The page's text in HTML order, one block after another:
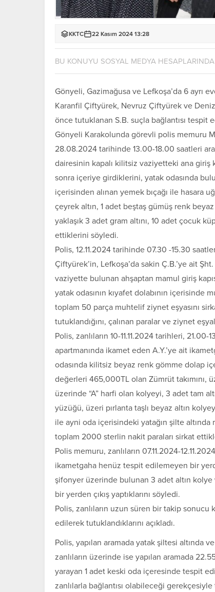
KKTC 22 Kasım 2024 13:28
BU KONUYU SOSYAL MEDYA
Gönyeli, Gazimağusa ve Lefkoşa’da 6 ayrı
Karanfil Çiftyürek, Nevruz Çiftyürek ve
önce tutuklanan S.B. suçla bağlantısı tespit
Gönyeli Karakolunda görevli polis memuru
28.08.2024 tarihinde 13.00-18.00 saatleri
dairesinin kapalı kilitsiz vaziyetteki ana giriş
sonra içeriye girdiklerini, yatak odasında
içerisinden alınan yemek bıçağı ile hasara
çeyrek altın, 1 adet beştaş gümüş renk
yaklaşık 3 adet gram altını, 10 adet çocuk
ettiklerini söyledi.
Polis, 12.11.2024 tarihinde 07.30 -15.30
Çiftyürek’in, Lefkoşa’da sakin Ç.B.’ye ait
vaziyette bulunan ahşaptan mamul giriş
yatak odasının kıyafet dolabının
toplam 50 parça muhtelif ziynet eşyasını
tutuklandığını, çalınan paralar ve ziynet
Polis, zanlıların 10-11.11.2024 tarihleri,
apartmanında ikamet eden A.Y.’ye ait
odasında kilitsiz beyaz renk gömme dolap
değerleri 465,000TL olan Zümrüt takımını,
üzerinde “A” harfi olan kolyeyi, 3 adet tam
yüzüğü, üzeri pırlanta taşlı beyaz altın
ile ayni oda içerisindeki yatağın şilte
toplam 2000 sterlin nakit paraları sirkat
Polis memuru, zanlıların 07.11.2024-
ikametgaha henüz tespit edilemeyen bir
şifonyer üzerinde bulunan 3 adet altın
bir yerden çıkış yaptıklarını söyledi.
Polis, zanlıların uzun süren bir takip
edilerek tutuklandıklarını açıkladı.
Polis, yapılan aramada yatak şiltesi altında
zanlıların üzerinde ise yapılan aramada
yarayan 1 adet keski oda içeresinde tespit
zanlılarla bağlantısı olabileceği